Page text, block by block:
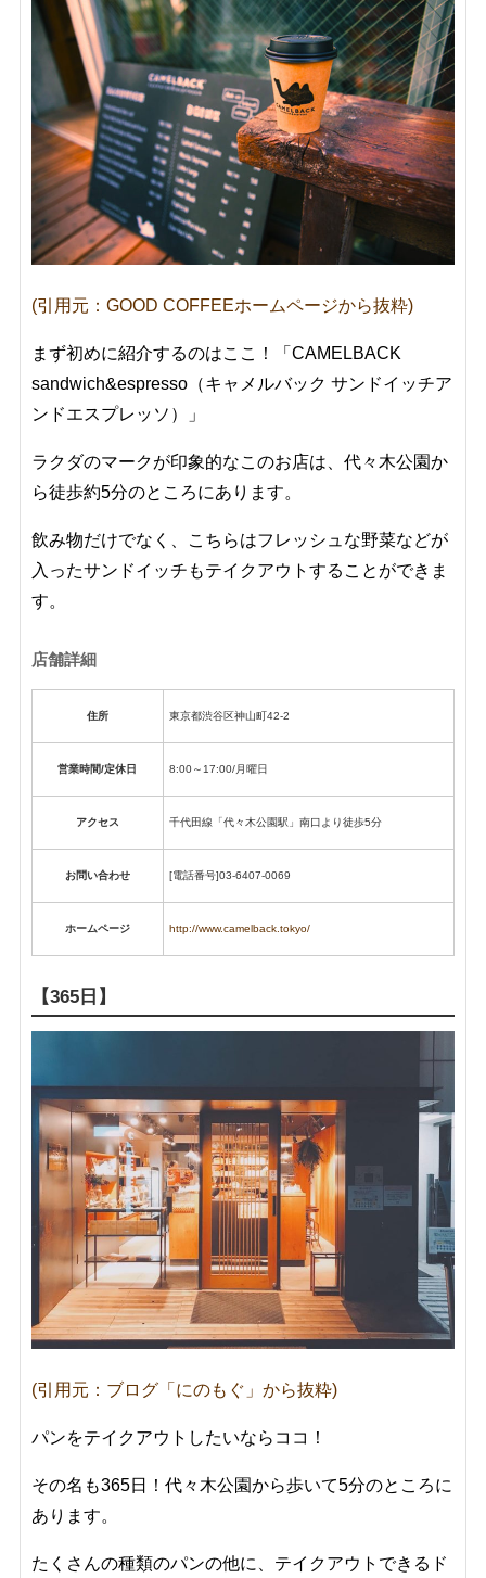
(引用元：GOOD COFFEEホームページから抜粋)
まず初めに紹介するのはここ！
「CAMELBACK
sandwich&espresso（キャメルバック サンドイッチア
ンドエスプレッソ）」
ラクダのマークが印象的なこのお店は、代々木公園か
ら徒歩約5分のところにあります。
飲み物だけでなく、こちらはフレッシュな野菜などが
入ったサンドイッチもテイクアウトすることができま
す。
店舗詳細
住所 東京都渋谷区神山町42-2
営業時間/定休日 8:00～17:00/月曜日
アクセス 千代田線「代々木公園駅」南口より徒歩5分
お問い合わせ [電話番号]03-6407-0069
ホームページ http://www.camelback.tokyo/
【365日】
(引用元：ブログ「にのもぐ」から抜粋)
パンをテイクアウトしたいならココ！
その名も365日！代々木公園から歩いて5分のところに
あります。
たくさんの種類のパンの他に、テイクアウトできるド